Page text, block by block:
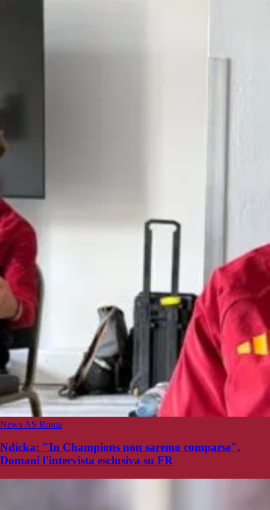
News AS Roma
Ndicka: "In Champions non saremo comparse".
Domani l'intervista esclusiva su FR